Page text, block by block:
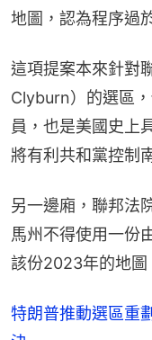
地圖，認為程序過
這項提案本來針對
Clyburn）的選區
員，也是美國史上
將有利共和黨控制
另一邊廂，聯邦法
馬州不得使用一份
該份2023年的地圖
特朗普推動選區重